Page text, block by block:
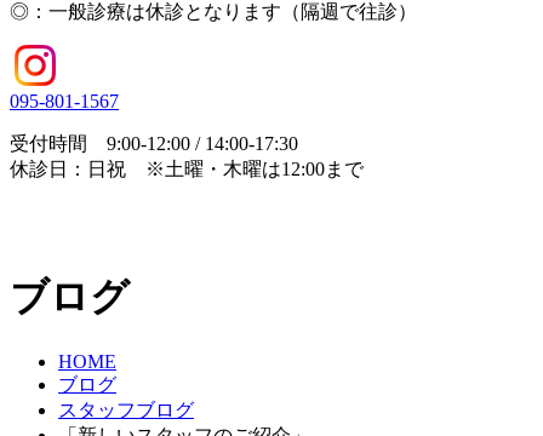
◎ ：一般診療は休診となります（隔週で往診）
095-801-1567
受付時間 9:00-12:00 / 14:00-17:30
休診日：日祝 ※土曜・木曜は12:00まで
ブログ
HOME
ブログ
スタッフブログ